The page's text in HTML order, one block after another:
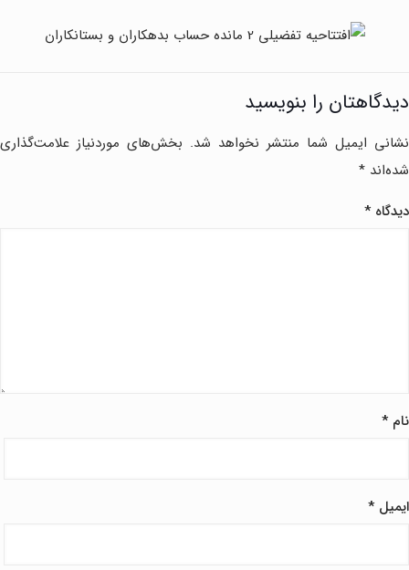
دیدگاهتان را بنویسید
نشانی ایمیل شما منتشر نخواهد شد. بخش‌های موردنیاز علامت‌گذاری
شده‌اند *
دیدگاه*
نام*
ایمیل*